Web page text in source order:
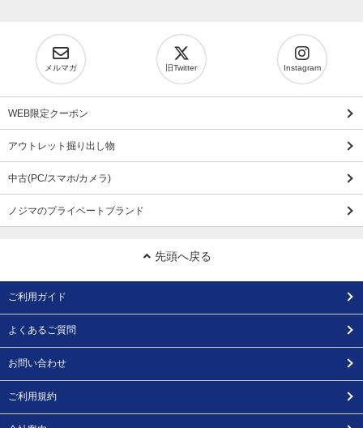
メルマガ 旧Twitter Instagram
WEB限定クーポン
アウトレット掘り出し物
中古(PC/スマホ/カメラ)
ノジマのプライベートブランド
先頭へ戻る
ご利用ガイド
よくあるご質問
お問い合わせ
ご利用規約